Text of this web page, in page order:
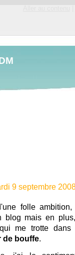
9 septembre
folle
blog mais en
me trotte
de bouffe.